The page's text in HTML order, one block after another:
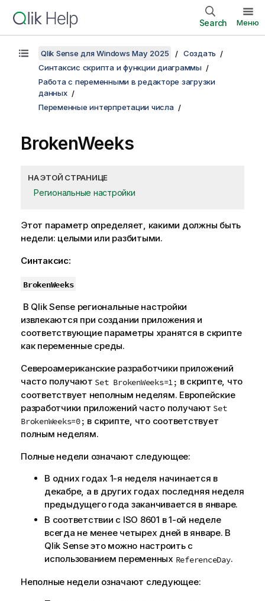
Search Меню
Qlik Sense для Windows May 2025
Создать
Синтаксис скрипта и функции диаграммы
Работа с переменными в редакторе загрузки
данных
Переменные интерпретации числа
BrokenWeeks
НА ЭТОЙ СТРАНИЦЕ
Региональные настройки
Этот параметр определяет, какими должны быть
недели: целыми или разбитыми.
Синтаксис:
BrokenWeeks
В Qlik Senseрегиональные настройки
извлекаются при создании приложения и
соответствующие параметры хранятся в скрипте
как переменные среды.
Североамериканские разработчики приложений
часто получают Set BrokenWeeks=1; в скрипте, что
соответствует неполным неделям. Европейские
разработчики приложений часто получают Set
BrokenWeeks=0; в скрипте, что соответствует
полным неделям.
Полные недели означают следующее:
В одних годах 1-я неделя начинается в
декабре, а в других годах последняя неделя
предыдущего года заканчивается в январе.
В соответствии с ISO 8601 в 1-ой неделе
всегда не менее четырех дней в январе. В
Qlik Senseэто можно настроить с
использованием переменных ReferenceDay.
Неполные недели означают следующее: